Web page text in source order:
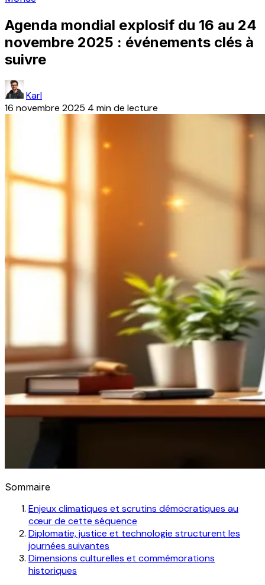
Agenda mondial explosif du 16 au 24
novembre 2025 : événements clés à
suivre
Karl
16 novembre 2025 4 min de lecture
Sommaire
Enjeux climatiques et scrutins démocratiques au
cœur de cette séquence
Diplomatie, justice et technologie structurent les
journées suivantes
Dimensions culturelles et commémorations
historiques